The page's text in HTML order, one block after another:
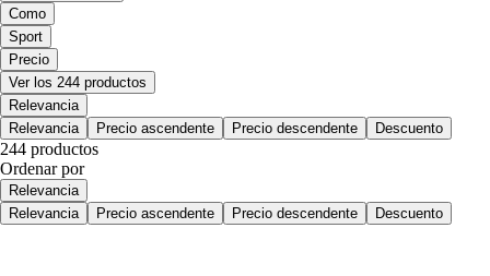
Como
Sport
Precio
Ver los 244 productos
Relevancia
Relevancia
Precio ascendente Precio descendente Descuento
244 productos
Ordenar por
Relevancia
Relevancia
Precio ascendente Precio descendente Descuento